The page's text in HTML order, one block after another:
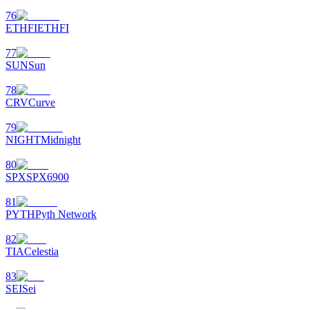
76
ETHFIETHFI
77
SUNSun
78
CRVCurve
79
NIGHTMidnight
80
SPXSPX6900
81
PYTHPyth Network
82
TIACelestia
83
SEISei